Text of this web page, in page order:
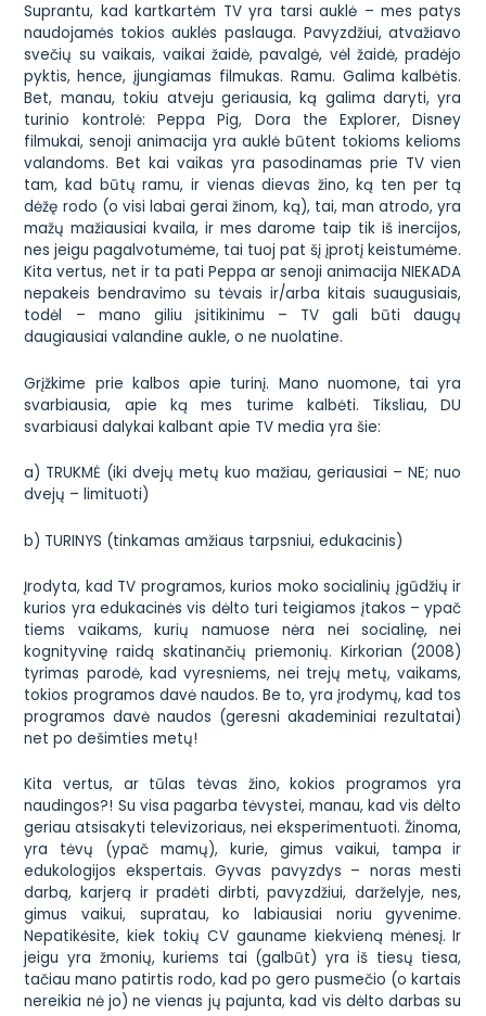
Suprantu, kad kartkartėm TV yra tarsi auklė – mes patys
naudojamės tokiosauklės paslauga. Pavyzdžiui, atvažiavo
svečių su vaikais, vaikai žaidė, pavalgė, vėl žaidė, pradėjo
pyktis,hence, įjungiamas filmukas. Ramu. Galima kalbėtis.
Bet, manau, tokiu atveju geriausia, ką galima daryti, yra
turinio kontrolė: Peppa Pig, Dora the Explorer, Disney
filmukai, senoji animacija yraauklė būtent tokioms kelioms
valandoms. Bet kai vaikas yra pasodinamas prie TV vien
tam, kad būtų ramu, ir vienas dievas žino, ką ten per tą
dėžę rodo (o visi labai gerai žinom, ką), tai, man atrodo, yra
mažų mažiausiai kvaila, ir mes darome taip tik iš inercijos,
nes jeigu pagalvotumėme, tai tuoj pat šį įprotį keistumėme.
Kita vertus, net ir ta pati Peppa ar senoji animacija NIEKADA
nepakeis bendravimo su tėvais ir/arba kitais suaugusiais,
todėl – mano giliu įsitikinimu – TV gali būti daugų
daugiausiai valandine aukle, o ne nuolatine.
Grįžkime prie kalbos apie turinį. Mano nuomone, tai yra
svarbiausia, apie ką mes turime kalbėti. Tiksliau, DU
svarbiausi dalykai kalbant apie TV media yra šie:
a) TRUKMĖ (iki dvejų metų kuo mažiau, geriausiai – NE; nuo
dvejų – limituoti)
b) TURINYS (tinkamas amžiaus tarpsniui, edukacinis)
Įrodyta, kad TV programos, kurios moko socialinių įgūdžių ir
kurios yra edukacinės vis dėlto turi teigiamos įtakos – ypač
tiems vaikams, kurių namuose nėra nei socialinę, nei
kognityvinę raidą skatinančių priemonių. Kirkorian (2008)
tyrimas parodė, kad vyresniems, nei trejų metų, vaikams,
tokios programos davė naudos. Be to, yra įrodymų, kad tos
programos davė naudos (geresni akademiniai rezultatai)
net po dešimties metų!
Kita vertus, ar tūlas tėvas žino, kokios programos yra
naudingos?! Su visa pagarba tėvystei, manau, kad vis dėlto
geriau atsisakyti televizoriaus, nei eksperimentuoti. Žinoma,
yra tėvų (ypač mamų), kurie, gimus vaikui, tampa ir
edukologijos ekspertais. Gyvas pavyzdys – noras mesti
darbą, karjerą ir pradėti dirbti, pavyzdžiui, darželyje, nes,
gimus vaikui, supratau, ko labiausiai noriu gyvenime.
Nepatikėsite, kiek tokių CV gauname kiekvieną mėnesį. Ir
jeigu yra žmonių, kuriems tai (galbūt) yra iš tiesų tiesa,
tačiau mano patirtis rodo, kad po gero pusmečio (o kartais
nereikia nė jo) ne vienas jų pajunta, kad vis dėlto darbas su